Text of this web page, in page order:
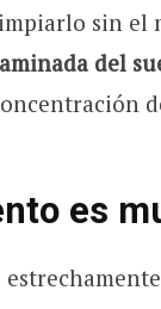
sin
del
es